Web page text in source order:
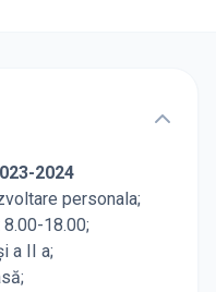
2024
personala;
18.00;
a II a;